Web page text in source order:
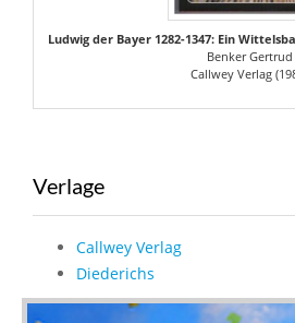
Ludwig der Bayer 1282-1347: Ein
Benker Gertrud
Callwey Verlag
Verlage
Callwey Verlag
Diederichs